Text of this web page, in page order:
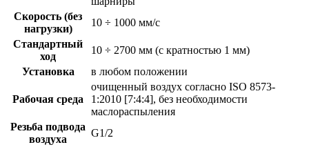
Скорость (без
нагрузки)
10 ÷ 1000 мм/с
Стандартный
ход
10 ÷ 2700 мм (с кратностью 1 мм)
Установка
в любом положении
Рабочая среда
очищенный воздух согласно ISO 8573-
1:2010 [7:4:4], без необходимости
маслораспыления
Резьба подвода
воздуха
G1/2